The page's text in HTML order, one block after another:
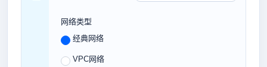
网络类型
经典网络
VPC网络